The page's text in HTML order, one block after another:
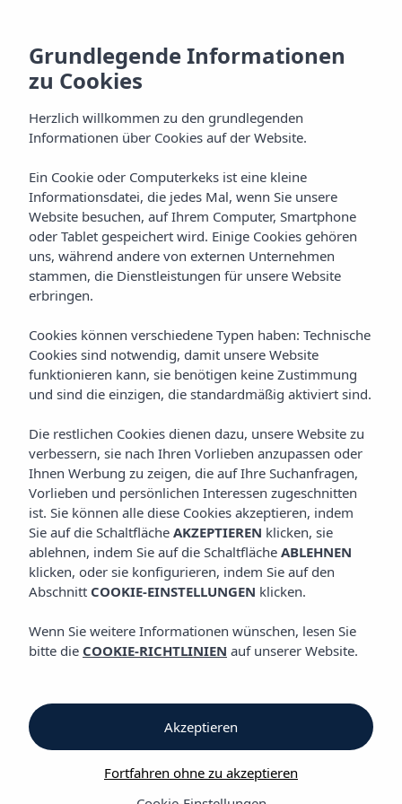
Events by Vibra
Aparthotel Vibra Blanc Palace
Menorca
Ciudadela
Tagungsraum &
Hochzeiten
Das Aparthotel Vibra Blanc Palace ist Teil eines Resort-
Komplexes zusammen mit den Vibra Blanc Cottage Apartments
insgesamt 325 Zimmer. Alle Anlagen verfügen über großzügige
Gartenanlagen und große Pools mit direktem Zugang zum
große Auswahl an Dienstleistungen und ist damit ein ideales
Ziel für MICE-Tourismus.
In einer ruhigen und privilegierten Lage gelegen, bietet es eine
Grundlegende Informationen
zu Cookies
Herzlich willkommen zu den grundlegenden
Informationen über Cookies auf der Website.
Ein Cookie oder Computerkeks ist eine kleine
Informationsdatei, die jedes Mal, wenn Sie unsere
Website besuchen, auf Ihrem Computer, Smartphone
oder Tablet gespeichert wird. Einige Cookies gehören
uns, während andere von externen Unternehmen
stammen, die Dienstleistungen für unsere Website
erbringen.
Cookies können verschiedene Typen haben: Technische
Cookies sind notwendig, damit unsere Website
funktionieren kann, sie benötigen keine Zustimmung
und sind die einzigen, die standardmäßig aktiviert sind.
Die restlichen Cookies dienen dazu, unsere Website zu
verbessern, sie nach Ihren Vorlieben anzupassen oder
Ihnen Werbung zu zeigen, die auf Ihre Suchanfragen,
Vorlieben und persönlichen Interessen zugeschnitten
ist. Sie können alle diese Cookies akzeptieren, indem
Sie auf die Schaltfläche AKZEPTIEREN klicken, sie
ablehnen, indem Sie auf die Schaltfläche ABLEHNEN
klicken, oder sie konfigurieren, indem Sie auf den
Abschnitt COOKIE-EINSTELLUNGEN klicken.
Wenn Sie weitere Informationen wünschen, lesen Sie
bitte die COOKIE-RICHTLINIEN auf unserer Website.
Fortfahren ohne zu akzeptieren
Akzeptieren